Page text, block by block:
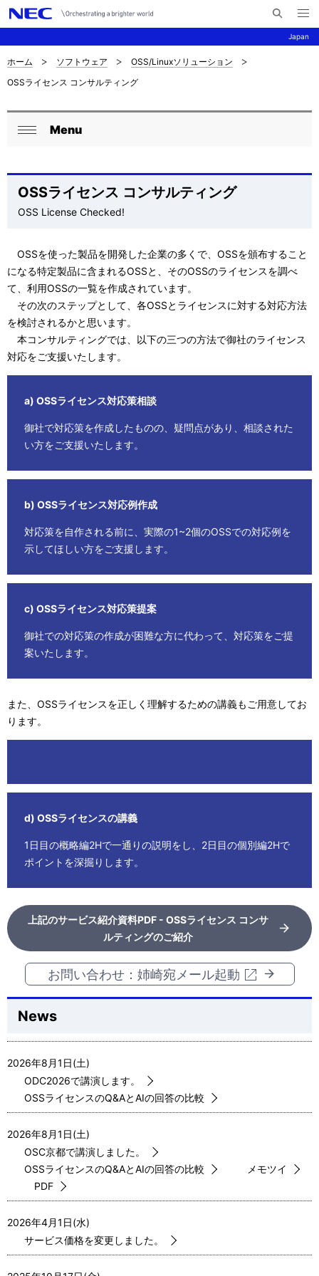
Japan
イ
メ
ニ
ュ
ナ
ビ
ゲ
ョ
サ
イ
ト
の
現
位
置
を
表
示
ホーム ソフトウェア
OSS/Linuxソリューション
OSSライセンス コンサルティング
ロ
カ
ル
ビ
ゲ
ー
シ
ョ
Menu
OSSライセンス コンサルティング
OSS License Checked!
OSSを使った製品を開発した企業の多くで、OSSを頒布すること
になる特定製品に含まれるOSSと、そのOSSのライセンスを調べ
て、利用OSSの一覧を作成されています。
その次のステップとして、各OSSとライセンスに対する対応方法
を検討されるかと思います。
本コンサルティングでは、以下の三つの方法で御社のライセンス
対応をご支援いたします。
a) OSSライセンス対応策相談
御社で対応策を作成したものの、疑問点があり、相談された
い方をご支援いたします。
b) OSSライセンス対応例作成
対応策を自作される前に、実際の1~2個のOSSでの対応例を
示してほしい方をご支援します。
c) OSSライセンス対応策提案
御社での対応策の作成が困難な方に代わって、対応策をご提
案いたします。
また、OSSライセンスを正しく理解するための講義もご用意してお
ります。
d) OSSライセンスの講義
1日目の概略編2Hで一通りの説明をし、2日目の個別編2Hで
ポイントを深掘りします。
上記のサービス紹介資料PDF - OSSライセンス コンサ
ルティングのご紹介
お問い合わせ：姉崎宛メール起動
News
2026年8月1日(土)
ODC2026で講演します。
OSSライセンスのQ&AとAIの回答の比較
2026年8月1日(土)
OSC京都で講演しました。
OSSライセンスのQ&AとAIの回答の比較
メモツイ
PDF
2026年4月1日(水)
サービス価格を変更しました。